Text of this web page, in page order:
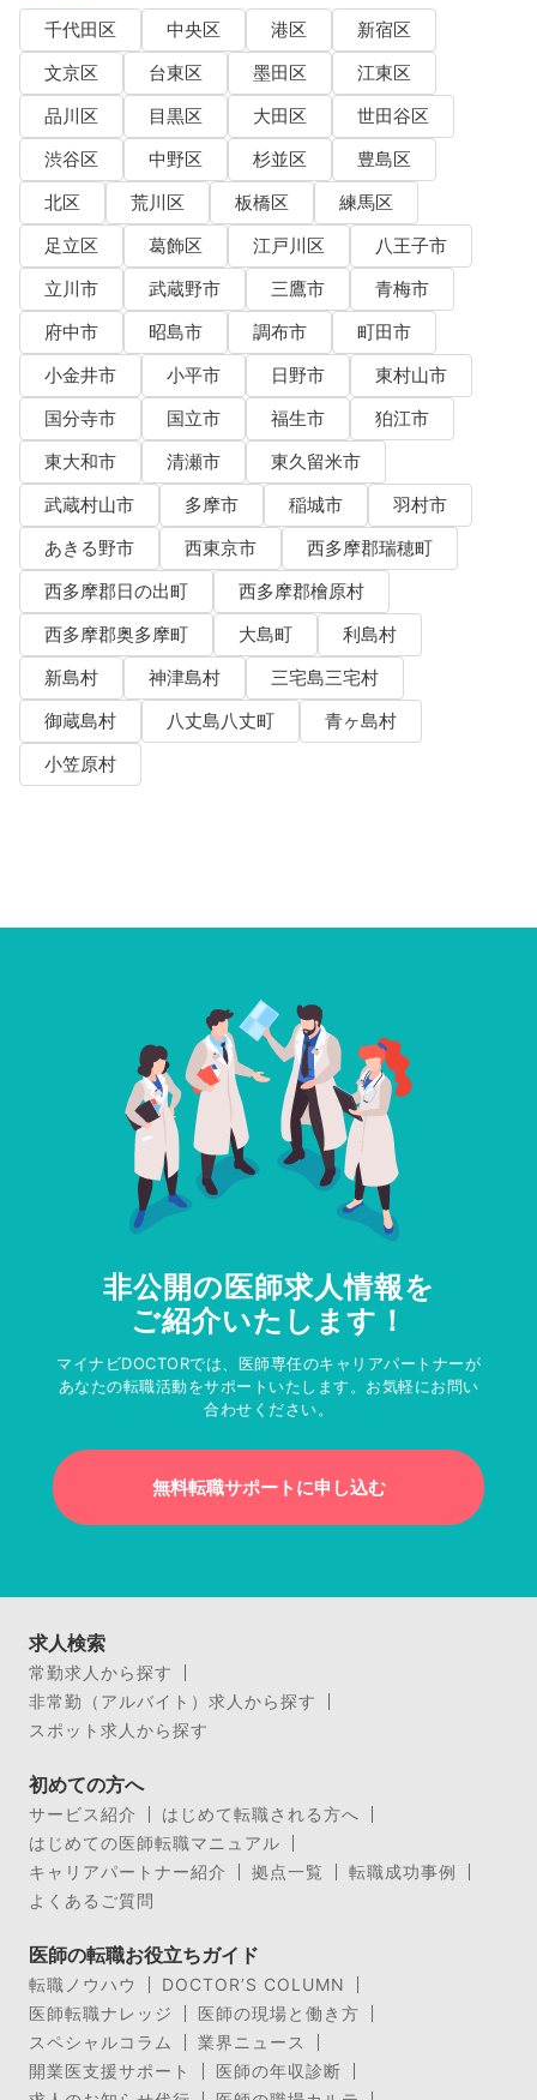
千代田区 中央区 港区
新宿区
文京区
台東区 墨田区
江東区
品川区
目黒区 大田区
世田谷区
渋谷区
中野区 杉並区
豊島区
北区
荒川区 板橋区
練馬区
足立区
葛飾区 江戸川区
八王子市
立川市
武蔵野市 三鷹市
青梅市
府中市
昭島市 調布市
町田市
小金井市
小平市 日野市
東村山市
国分寺市
国立市 福生市
狛江市
東大和市
清瀬市
東久留米市
武蔵村山市
多摩市 稲城市
羽村市
あきる野市
西東京市
西多摩郡瑞穂町
西多摩郡日の出町
西多摩郡檜原村
西多摩郡奥多摩町
大島町
利島村
新島村
神津島村
三宅島三宅村
御蔵島村
八丈島八丈町
青ヶ島村
小笠原村
非公開の医師求人情報を
ご紹介いたします！
マイナビDOCTORでは、医師専任のキャリアパートナーが
あなたの転職活動をサポートいたします。お気軽にお問い
合わせください。
無料転職サポートに申し込む
求人検索
常勤求人から探す
非常勤（アルバイト）求人から探す
スポット求人から探す
初めての方へ
サービス紹介
はじめて転職される方へ
はじめての医師転職マニュアル
キャリアパートナー紹介
拠点一覧
転職成功事例
よくあるご質問
医師の転職お役立ちガイド
転職ノウハウ
DOCTOR’S COLUMN
医師転職ナレッジ
医師の現場と働き方
スペシャルコラム
業界ニュース
開業医支援サポート
医師の年収診断